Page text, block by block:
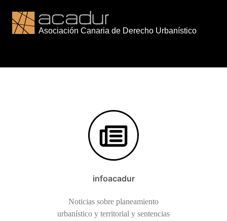
contenido
infoacadur
Noticias sobre planeamiento
urbanístico y territorial y sentencias